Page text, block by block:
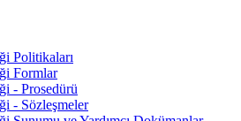
Politikaları
Formlar
- Prosedürü
- Sözleşmeler